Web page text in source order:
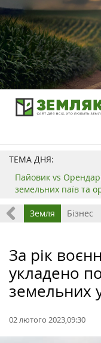
ТЕМА ДНЯ:
Пайовик vs
земельних паїв та
Все Земля Бізнес
За рік
укладено
земельних
02 лютого 2023,09:30